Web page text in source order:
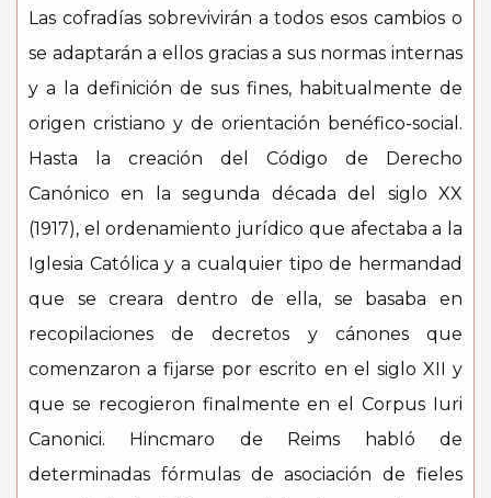
Las cofradías sobrevivirán a todos esos cambios o
se adaptarán a ellos gracias a sus normas internas
y a la definición de sus fines, habitualmente de
origen cristiano y de orientación benéfico-social.
Hasta la creación del Código de Derecho
Canónico en la segunda década del siglo XX
(1917), el ordenamiento jurídico que afectaba a la
Iglesia Católica y a cualquier tipo de hermandad
que se creara dentro de ella, se basaba en
recopilaciones de decretos y cánones que
comenzaron a fijarse por escrito en el siglo XII y
que se recogieron finalmente en el Corpus Iuri
Canonici. Hincmaro de Reims habló de
determinadas fórmulas de asociación de fieles